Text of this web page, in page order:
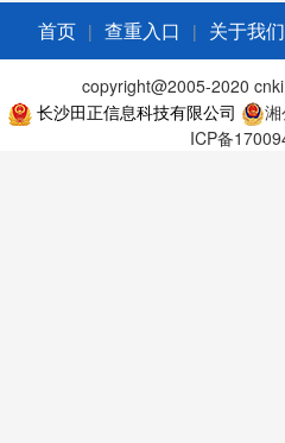
首页 | 查重入口 | 关于我们
copyright@2005-2020
长沙田正信息科技有限公司
ICP备